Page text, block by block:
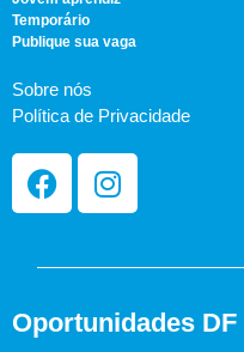
Temporário
Publique sua vaga
Sobre nós
Política de Privacidade
Oportunidades DF